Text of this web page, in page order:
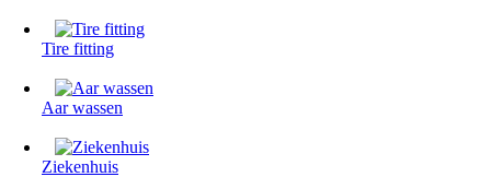
Tire fitting
Aar wassen
Ziekenhuis